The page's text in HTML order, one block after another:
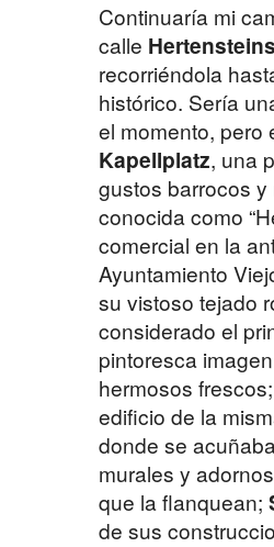
Continuaría mi
calle
recorriéndola
histórico. Sería
el momento, pero
Kapellplatz, una
gustos barrocos
conocida como
comercial en la
Ayuntamiento
su vistoso tejado
considerado el
pintoresca
hermosos frescos;
edificio de la
donde se
murales y
que la flanquean;
de sus